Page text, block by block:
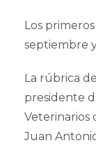
Los
septiembre
La rúbrica
presidente
Veterinarios
Juan